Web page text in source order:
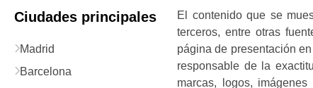
Ciudades principales
Madrid
Barcelona
El contenido que se
terceros, entre otras
página de presentación
responsable de la
marcas, logos,